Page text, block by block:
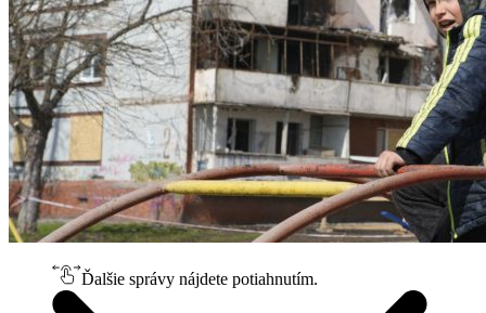
Ďalšie správy nájdete potiahnutím.